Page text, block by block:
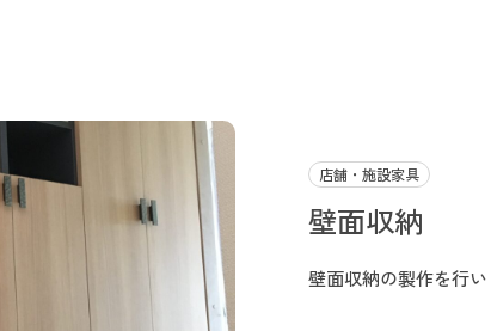
店舗・施設家具
壁面収納
壁面収納の製作を行